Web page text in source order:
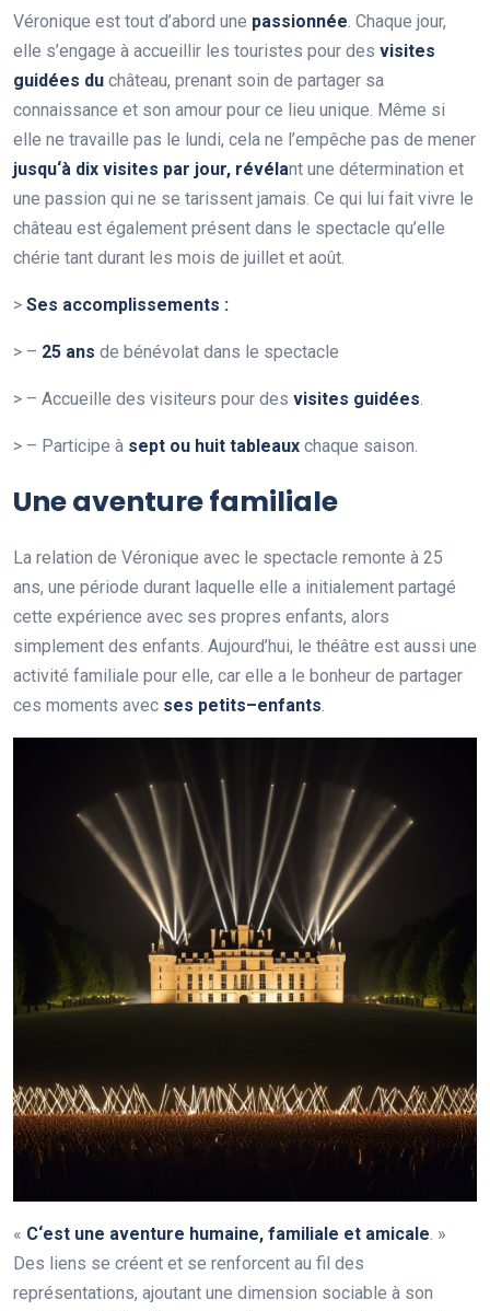
Véronique est tout d’abord une passionnée. Chaque jour,
elle s’engage à accueillir les touristes pour des visites
guidées du château, prenant soin de partager sa
connaissance et son amour pour ce lieu unique. Même si
elle ne travaille pas le lundi, cela ne l’empêche pas de mener
jusqu‘à dix visites par jour, révélant une détermination et
une passion qui ne se tarissent jamais. Ce qui lui fait vivre le
château est également présent dans le spectacle qu’elle
chérie tant durant les mois de juillet et août.
> Ses accomplissements :
> – 25 ans de bénévolat dans le spectacle
> – Accueille des visiteurs pour des visites guidées.
> – Participe à sept ou huit tableaux chaque saison.
Une aventure familiale
La relation de Véronique avec le spectacle remonte à 25
ans, une période durant laquelle elle a initialement partagé
cette expérience avec ses propres enfants, alors
simplement des enfants. Aujourd’hui, le théâtre est aussi une
activité familiale pour elle, car elle a le bonheur de partager
ces moments avec ses petits–enfants.
« C‘est une aventure humaine, familiale et amicale. »
Des liens se créent et se renforcent au fil des
représentations, ajoutant une dimension sociable à son